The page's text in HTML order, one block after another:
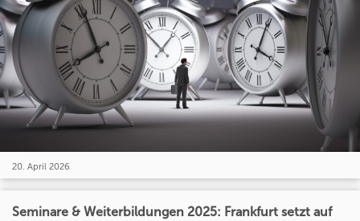
20. April 2026
Seminare & Weiterbildungen 2025: Frankfurt setzt auf